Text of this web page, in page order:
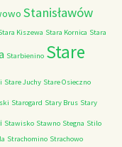
Stanisławów
Kiszewa Stara Kornica Stara
Starbienino Stare
Stare Juchy Stare Osieczno
Starogard Stary Brus Stary
Stawisko Stawno Stegna Stilo
Strachomino Strachowo